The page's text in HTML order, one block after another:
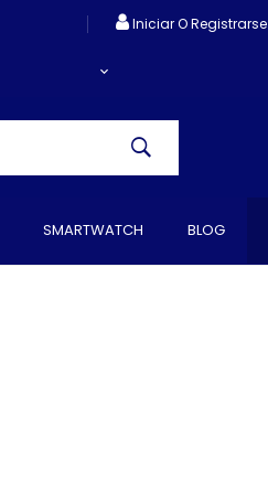
Iniciar O Registrarse
SMARTWATCH BLOG